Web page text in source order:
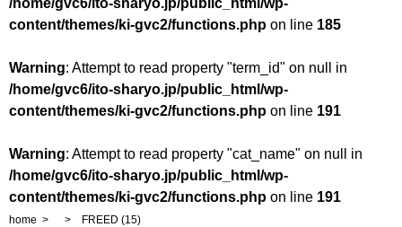
/home/gvc6/ito-sharyo.jp/public_html/wp-
content/themes/ki-gvc2/functions.php on line 185
Warning: Attempt to read property "term_id" on null in
/home/gvc6/ito-sharyo.jp/public_html/wp-
content/themes/ki-gvc2/functions.php on line 191
Warning: Attempt to read property "cat_name" on null in
/home/gvc6/ito-sharyo.jp/public_html/wp-
content/themes/ki-gvc2/functions.php on line 191
home FREED (15)